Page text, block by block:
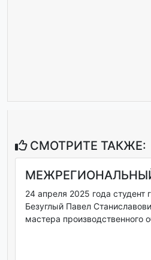
СМОТРИТЕ ТАКЖЕ:
24 апреля 2025 года
Безуглый Павел
мастера производственного